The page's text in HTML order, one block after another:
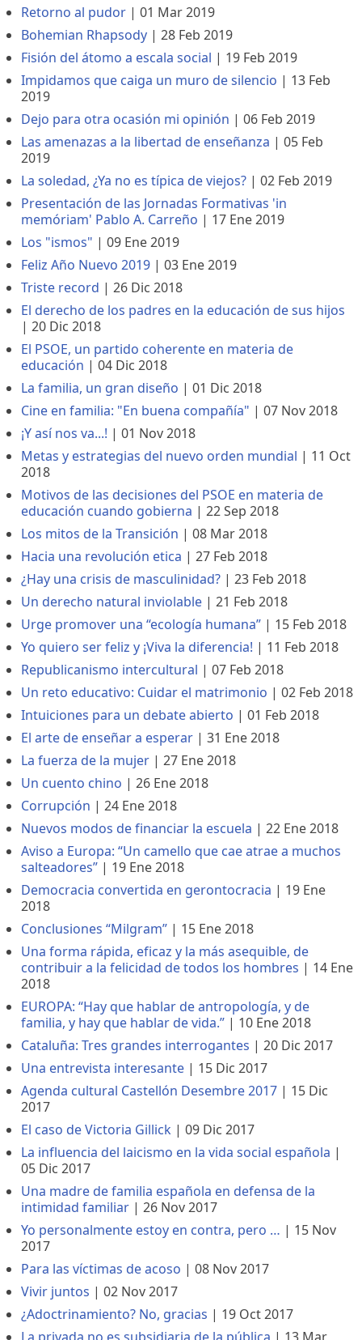
Retorno al pudor | 01 Mar 2019
Bohemian Rhapsody | 28 Feb 2019
Fisión del átomo a escala social | 19 Feb 2019
Impidamos que caiga un muro de silencio | 13 Feb
2019
Dejo para otra ocasión mi opinión | 06 Feb 2019
Las amenazas a la libertad de enseñanza | 05 Feb
2019
La soledad, ¿Ya no es típica de viejos? | 02 Feb 2019
Presentación de las Jornadas Formativas 'in
memóriam' Pablo A. Carreño | 17 Ene 2019
Los "ismos" | 09 Ene 2019
Feliz Año Nuevo 2019 | 03 Ene 2019
Triste record | 26 Dic 2018
El derecho de los padres en la educación de sus hijos
| 20 Dic 2018
El PSOE, un partido coherente en materia de
educación | 04 Dic 2018
La familia, un gran diseño | 01 Dic 2018
Cine en familia: "En buena compañía" | 07 Nov 2018
¡Y así nos va...! | 01 Nov 2018
Metas y estrategias del nuevo orden mundial | 11 Oct
2018
Motivos de las decisiones del PSOE en materia de
educación cuando gobierna | 22 Sep 2018
Los mitos de la Transición | 08 Mar 2018
Hacia una revolución etica | 27 Feb 2018
¿Hay una crisis de masculinidad? | 23 Feb 2018
Un derecho natural inviolable | 21 Feb 2018
Urge promover una “ecología humana” | 15 Feb 2018
Yo quiero ser feliz y ¡Viva la diferencia! | 11 Feb 2018
Republicanismo intercultural | 07 Feb 2018
Un reto educativo: Cuidar el matrimonio | 02 Feb 2018
Intuiciones para un debate abierto | 01 Feb 2018
El arte de enseñar a esperar | 31 Ene 2018
La fuerza de la mujer | 27 Ene 2018
Un cuento chino | 26 Ene 2018
Corrupción | 24 Ene 2018
Nuevos modos de financiar la escuela | 22 Ene 2018
Aviso a Europa: “Un camello que cae atrae a muchos
salteadores” | 19 Ene 2018
Democracia convertida en gerontocracia | 19 Ene
2018
Conclusiones “Milgram” | 15 Ene 2018
Una forma rápida, eficaz y la más asequible, de
contribuir a la felicidad de todos los hombres | 14 Ene
2018
EUROPA: “Hay que hablar de antropología, y de
familia, y hay que hablar de vida.” | 10 Ene 2018
Cataluña: Tres grandes interrogantes | 20 Dic 2017
Una entrevista interesante | 15 Dic 2017
Agenda cultural Castellón Desembre 2017 | 15 Dic
2017
El caso de Victoria Gillick | 09 Dic 2017
La influencia del laicismo en la vida social española |
05 Dic 2017
Una madre de familia española en defensa de la
intimidad familiar | 26 Nov 2017
Yo personalmente estoy en contra, pero … | 15 Nov
2017
Para las víctimas de acoso | 08 Nov 2017
Vivir juntos | 02 Nov 2017
¿Adoctrinamiento? No, gracias | 19 Oct 2017